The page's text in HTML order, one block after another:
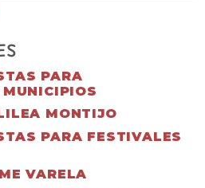
PARA
MONTIJO
PARA FESTIVALES
VARELA